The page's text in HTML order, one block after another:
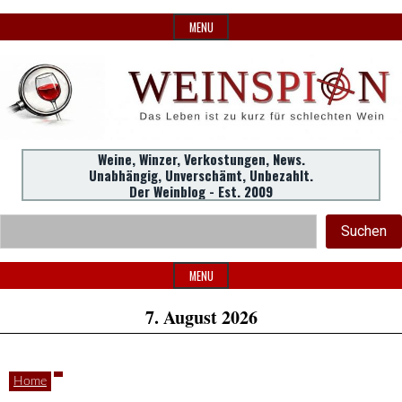
to
MENU
WeinSpion
|
Das
Weine,
Winzer,
Verkostungen.
Header
Widget
Area
Weine, Winzer, Verkostungen, News.
Unabhängig, Unverschämt, Unbezahlt.
Der Weinblog - Est. 2009
Suchen
MENU
7. August 2026
Home